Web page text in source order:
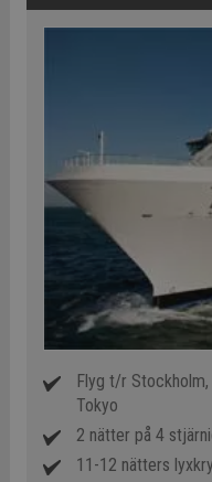
Flyg t/r
Tokyo
2 nätter på 4
11-12 nätters